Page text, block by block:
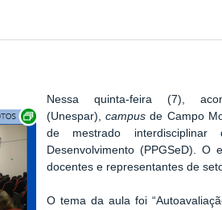
Exibir carrossel de imagens
Nessa quinta-feira (7),
(Unespar),campus de Campo
de mestrado
Desenvolvimento (PPGSeD).
docentes e representantes de
O tema da aula foi